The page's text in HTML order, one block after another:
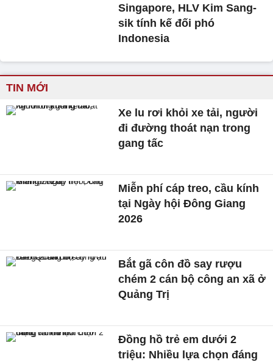
Singapore, HLV Kim Sang-
sik tính kế đối phó
Indonesia
TIN MỚI
Xe lu rơi khỏi xe tải, người
đi đường thoát nạn trong
gang tấc
Miễn phí cáp treo, cầu kính
tại Ngày hội Đông Giang
2026
Bắt gã côn đồ say rượu
chém 2 cán bộ công an xã ở
Quảng Trị
Đồng hồ trẻ em dưới 2
triệu: Nhiều lựa chọn đáng